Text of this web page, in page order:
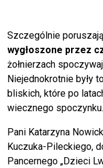
Szczególnie
wygłoszone przez
żołnierzach
Niejednokrotnie były
bliskich, które po
wiecznego spoczynku.
Pani Katarzyna
Kuczuka-Pileckiego,
Pancernego „Dzieci